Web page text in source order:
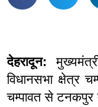
देहरादून:
विधानसभा क्षेत्र
चम्पावत से टनकपुर